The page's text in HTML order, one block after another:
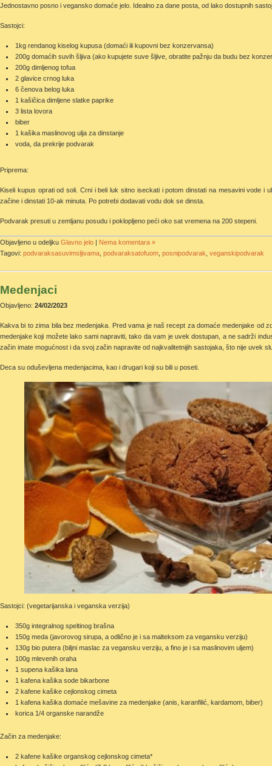
Jednostavno posno i vegansko domaće jelo. Idealno za dane posta, od lako dostupnih
Sastojci:
1kg rendanog kiselog kupusa (domaći ili kupovni bez konzervansa)
200g domaćih suvih šljiva (ako kupujete suve šljive, obratite pažnju da budu bez
200g dimljenog tofua
2 glavice crnog luka
6 čenova belog luka
1 kašičica dimljene slatke paprike
3 lista lovora
biber
1 kašika maslinovog ulja za dinstanje
voda, da prekrije podvarak
Priprema:
Kiseli kupus oprati od soli. Crni i beli luk sitno iseckati i potom dinstati na mesavini vode i
začine i dinstati 10-ak minuta. Po potrebi dodavati vodu dok se dinsta.
Podvarak presuti u zemljanu posudu i poklopljeno peći oko sat vremena na 200 stepeni.
Objavljeno u odeljku Glavno jelo | Nema komentara »
Tagovi: podvaraksasuvimsljivama podvaraksatofuom posnipodvarak veganskipodvarak
Medenjaci
Objavljeno: 24/02/2023
Kakva bi to zima bila bez medenjaka. Pred vama je naš recept za domaće medenjake od
medenjake koji možete lako sami napraviti, tako da vam je uvek dostupan, a ne sadrži
začin imate mogućnost i da svoj začin napravite od najkvalitetnijih sastojaka, što nije uvek
Deca su oduševljena medenjacima, kao i drugari koji su bili u poseti.
Sastojci: (vegetarijanska i veganska verzija)
350g integralnog speltinog brašna
150g meda (javorovog sirupa, a odlično je i sa malteksom za vegansku verziju)
130g bio putera (biljni maslac za vegansku verziju, a fino je i sa maslinovim uljem)
100g mlevenih oraha
1 supena kašika lana
1 kafena kašika sode bikarbone
2 kafene kašike cejlonskog cimeta
1 kafena kašika domaće mešavine za medenjake (anis, karanfilić, kardamom, biber)
korica 1/4 organske narandže
Začin za medenjake:
2 kafene kašike organskog cejlonskog cimeta*